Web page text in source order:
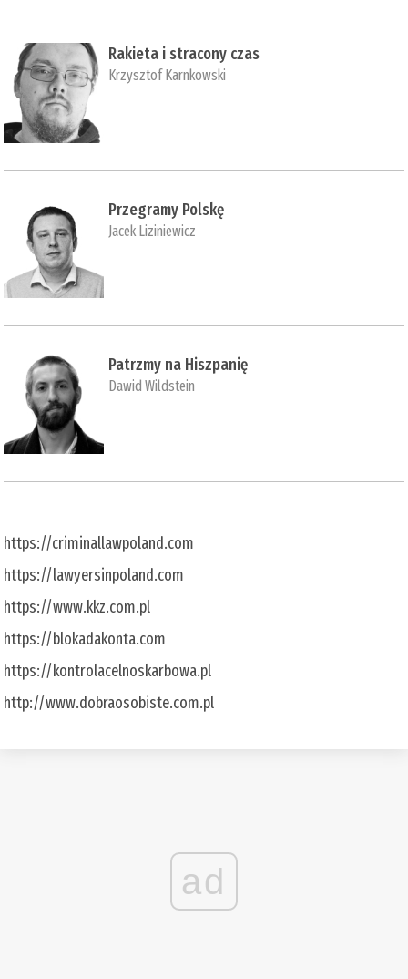
Rakieta i stracony czas
Krzysztof Karnkowski
Przegramy Polskę
Jacek Liziniewicz
Patrzmy na Hiszpanię
Dawid Wildstein
https://criminallawpoland.com
https://lawyersinpoland.com
https://www.kkz.com.pl
https://blokadakonta.com
https://kontrolacelnoskarbowa.pl
http://www.dobraosobiste.com.pl
ad